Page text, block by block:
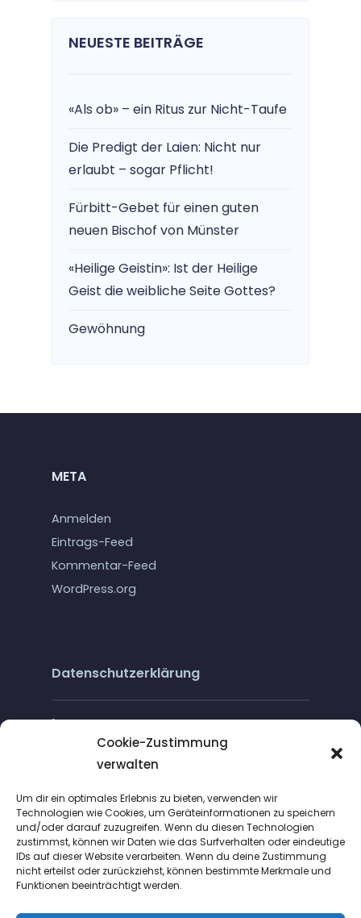
Cookie-Zustimmung
verwalten
Um dir ein optimales Erlebnis zu bieten, verwenden wir
Technologien wie Cookies, um Geräteinformationen zu speichern
und/oder darauf zuzugreifen. Wenn du diesen Technologien
zustimmst, können wir Daten wie das Surfverhalten oder eindeutige
IDs auf dieser Website verarbeiten. Wenn du deine Zustimmung
nicht erteilst oder zurückziehst, können bestimmte Merkmale und
Funktionen beeinträchtigt werden.
NEUESTE BEITRÄGE
«Als ob» – ein Ritus zur Nicht-Taufe
Die Predigt der Laien: Nicht nur
erlaubt – sogar Pflicht!
Fürbitt-Gebet für einen guten
neuen Bischof von Münster
«Heilige Geistin»: Ist der Heilige
Geist die weibliche Seite Gottes?
Gewöhnung
META
Anmelden
Eintrags-Feed
Kommentar-Feed
WordPress.org
Datenschutzerklärung
Impressum
Cookie-Richtlinie (EU)